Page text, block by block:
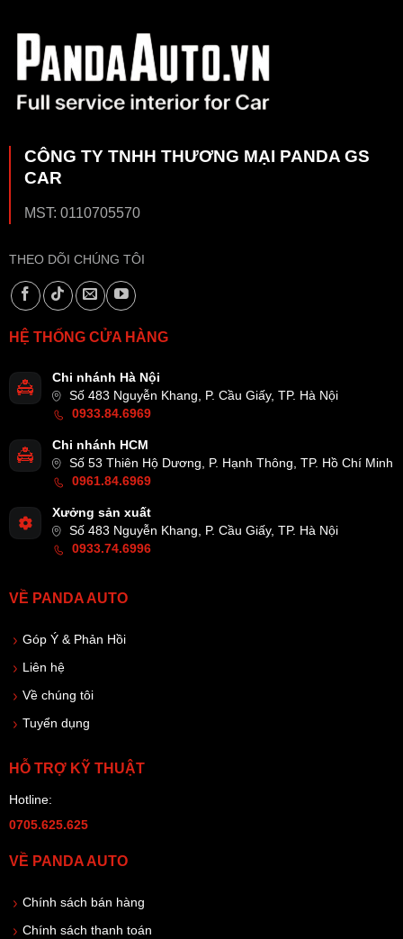
CÔNG TY TNHH THƯƠNG MẠI PANDA GS
CAR
MST: 0110705570
THEO DÕI CHÚNG TÔI
HỆ THỐNG CỬA HÀNG
Chi nhánh Hà Nội
Số 483 Nguyễn Khang, P. Cầu Giấy, TP. Hà Nội
0933.84.6969
Chi nhánh HCM
Số 53 Thiên Hộ Dương, P. Hạnh Thông, TP. Hồ Chí Minh
0961.84.6969
Xưởng sản xuất
Số 483 Nguyễn Khang, P. Cầu Giấy, TP. Hà Nội
0933.74.6996
VỀ PANDA AUTO
Góp Ý & Phản Hồi
Liên hệ
Về chúng tôi
Tuyển dụng
HỖ TRỢ KỸ THUẬT
Hotline:
0705.625.625
VỀ PANDA AUTO
Chính sách bán hàng
Chính sách thanh toán